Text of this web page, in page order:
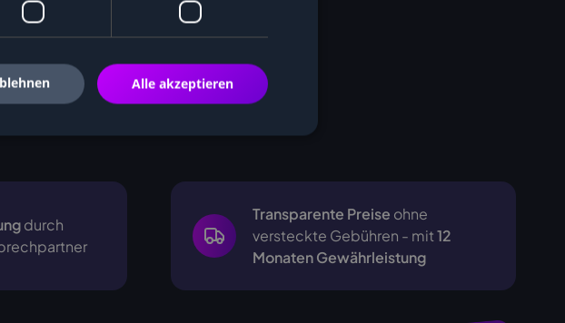
durch
Transparente Preise ohne
versteckte Gebühren - mit12
Monaten Gewährleistung
Alle akzeptieren